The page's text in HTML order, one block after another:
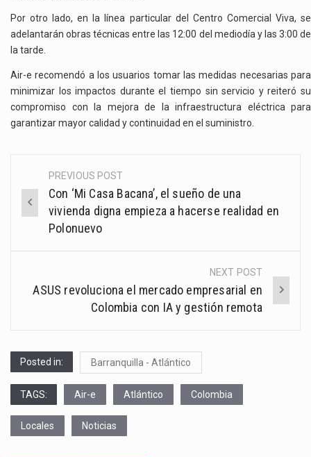
Por otro lado, en la línea particular del Centro Comercial Viva, se
adelantarán obras técnicas entre las 12:00 del mediodía y las 3:00 de
la tarde.
Air-e recomendó a los usuarios tomar las medidas necesarias para
minimizar los impactos durante el tiempo sin servicio y reiteró su
compromiso con la mejora de la infraestructura eléctrica para
garantizar mayor calidad y continuidad en el suministro.
Post
navigation
PREVIOUS POST
Con ‘Mi Casa Bacana’, el sueño de una
vivienda digna empieza a hacerse realidad en
Polonuevo
NEXT POST
ASUS revoluciona el mercado empresarial en
Colombia con IA y gestión remota
Posted in: Barranquilla - Atlántico
TAGS: Air-e Atlántico Colombia
Locales Noticias